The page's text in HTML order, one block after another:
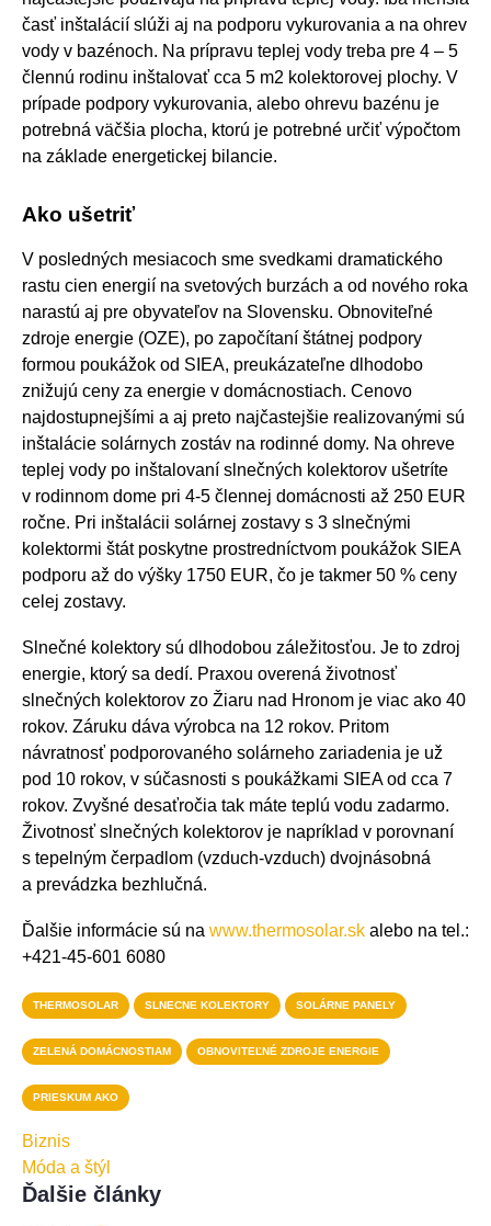
časť inštalácií slúži aj na podporu vykurovania a na ohrev
vody v bazénoch. Na prípravu teplej vody treba pre 4 – 5
člennú rodinu inštalovať cca 5 m2 kolektorovej plochy. V
prípade podpory vykurovania, alebo ohrevu bazénu je
potrebná väčšia plocha, ktorú je potrebné určiť výpočtom
na základe energetickej bilancie.
Ako ušetriť
V posledných mesiacoch sme svedkami dramatického
rastu cien energií na svetových burzách a od nového roka
narastú aj pre obyvateľov na Slovensku. Obnoviteľné
zdroje energie (OZE), po započítaní štátnej podpory
formou poukážok od SIEA, preukázateľne dlhodobo
znižujú ceny za energie v domácnostiach. Cenovo
najdostupnejšími a aj preto najčastejšie realizovanými sú
inštalácie solárnych zostáv na rodinné domy. Na ohreve
teplej vody po inštalovaní slnečných kolektorov ušetríte
v rodinnom dome pri 4-5 člennej domácnosti až 250 EUR
ročne. Pri inštalácii solárnej zostavy s 3 slnečnými
kolektormi štát poskytne prostredníctvom poukážok SIEA
podporu až do výšky 1750 EUR, čo je takmer 50 % ceny
celej zostavy.
Slnečné kolektory sú dlhodobou záležitosťou. Je to zdroj
energie, ktorý sa dedí. Praxou overená životnosť
slnečných kolektorov zo Žiaru nad Hronom je viac ako 40
rokov. Záruku dáva výrobca na 12 rokov. Pritom
návratnosť podporovaného solárneho zariadenia je už
pod 10 rokov, v súčasnosti s poukážkami SIEA od cca 7
rokov. Zvyšné desaťročia tak máte teplú vodu zadarmo.
Životnosť slnečných kolektorov je napríklad v porovnaní
s tepelným čerpadlom (vzduch-vzduch) dvojnásobná
a prevádzka bezhlučná.
Ďalšie informácie sú na www.thermosolar.sk alebo na tel.:
+421-45-601 6080
THERMOSOLAR SLNECNE KOLEKTORY SOLÁRNE PANELY
ZELENÁ DOMÁCNOSTIAM OBNOVITEĽNÉ ZDROJE ENERGIE
PRIESKUM AKO
Biznis
Móda a štýl
Ďalšie články